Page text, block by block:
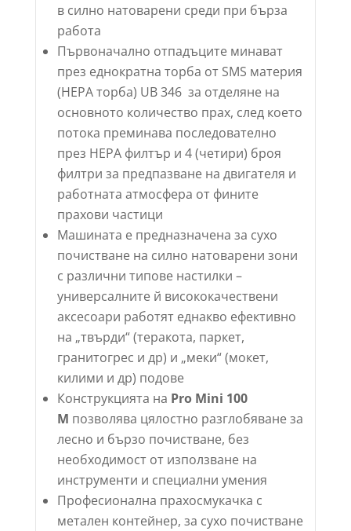
в силно натоварени среди при бърза
работа
Първоначално отпадъците минават
през еднократна торба от SMS материя
(HEPA торба) UB 346 за отделяне на
основното количество прах, след което
потока преминава последователно
през HEPA филтър и 4 (четири) броя
филтри за предпазване на двигателя и
работната атмосфера от фините
прахови частици
Машината е предназначена за сухо
почистване на силно натоварени зони
с различни типове настилки –
универсалните й висококачествени
аксесоари работят еднакво ефективно
на „твърди“ (теракота, паркет,
гранитогрес и др) и „меки“ (мокет,
килими и др) подове
Конструкцията на Pro Mini 100
M позволява цялостно разглобяване за
лесно и бързо почистване, без
необходимост от използване на
инструменти и специални умения
Професионална прахосмукачка с
метален контейнер, за сухо почистване